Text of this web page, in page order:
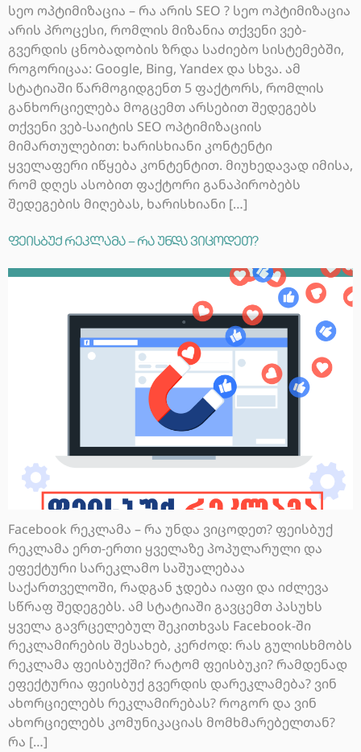
სეო ოპტიმიზაცია – რა არის SEO ? სეო ოპტიმიზაცია
არის პროცესი, რომლის მიზანია თქვენი ვებ-
გვერდის ცნობადობის ზრდა საძიებო სისტემებში,
როგორიცაა: Google, Bing, Yandex და სხვა. ამ
სტატიაში წარმოგიდგენთ 5 ფაქტორს, რომლის
განხორციელება მოგცემთ არსებით შედეგებს
თქვენი ვებ-საიტის SEO ოპტიმიზაციის
მიმართულებით: ხარისხიანი კონტენტი
ყველაფერი იწყება კონტენტით. მიუხედავად იმისა,
რომ დღეს ასობით ფაქტორი განაპირობებს
შედეგების მიღებას, ხარისხიანი […]
ფეისბუქ რეკლამა – რა უნდა ვიცოდეთ?
Facebook რეკლამა – რა უნდა ვიცოდეთ? ფეისბუქ
რეკლამა ერთ-ერთი ყველაზე პოპულარული და
ეფექტური სარეკლამო საშუალებაა
საქართველოში, რადგან ჯდება იაფი და იძლევა
სწრაფ შედეგებს. ამ სტატიაში გავცემთ პასუხს
ყველა გავრცელებულ შეკითხვას Facebook-ში
რეკლამირების შესახებ, კერძოდ: რას გულისხმობს
რეკლამა ფეისბუქში? რატომ ფეისბუკი? რამდენად
ეფექტურია ფეისბუქ გვერდის დარეკლამება? ვინ
ახორციელებს რეკლამირებას? როგორ და ვინ
ახორციელებს კომუნიკაციას მომხმარებელთან?
რა […]